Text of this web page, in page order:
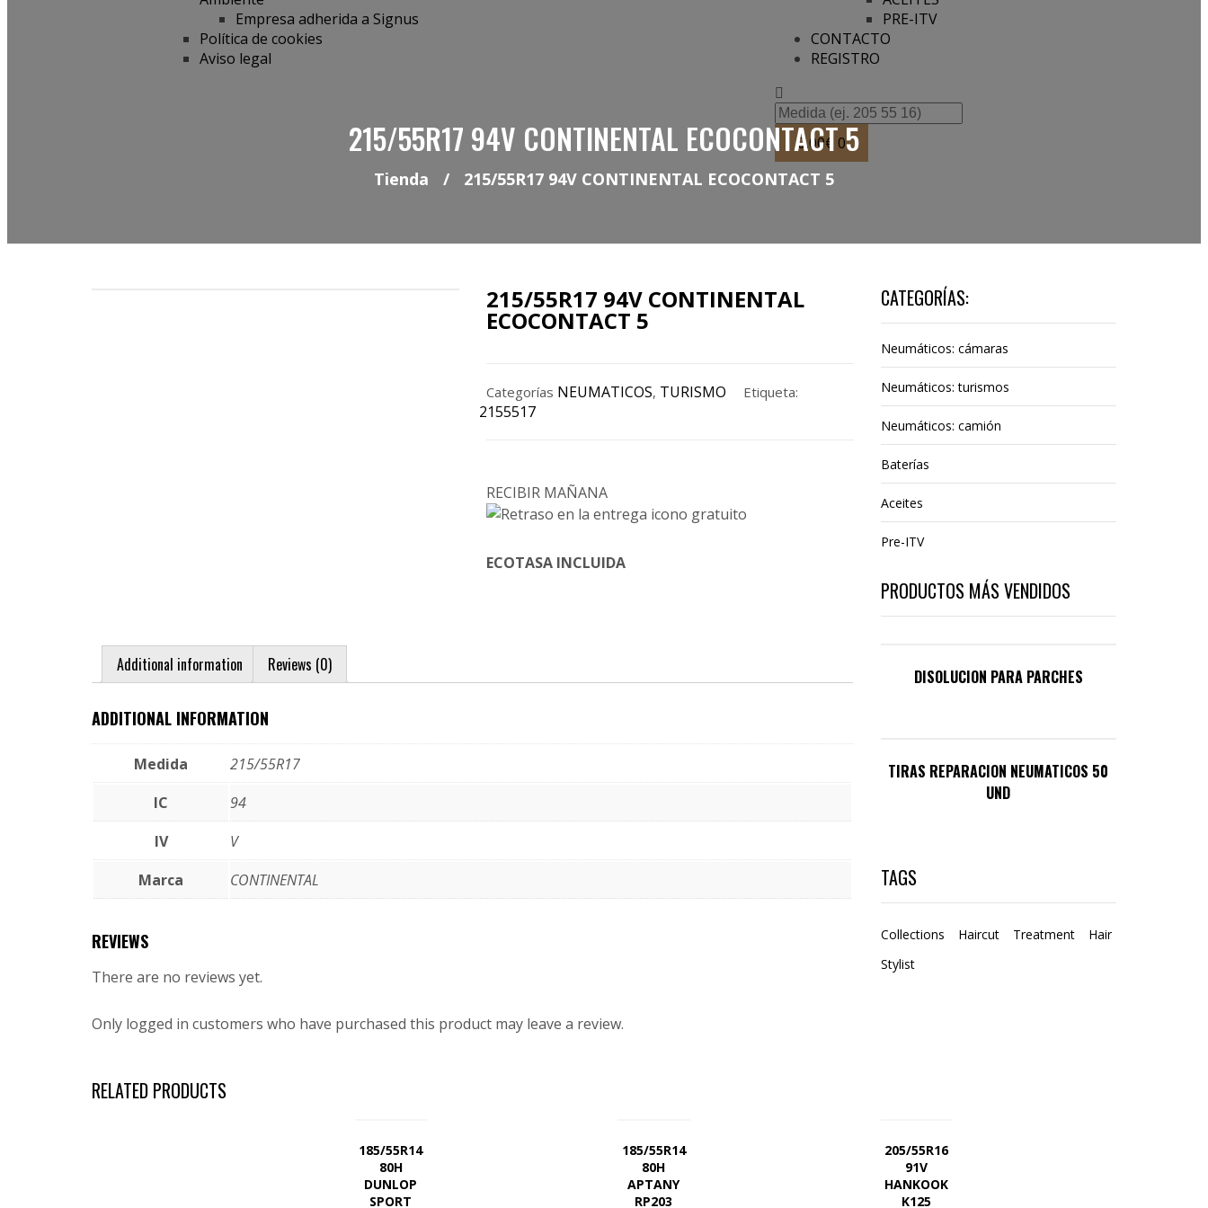
Empresa adherida a Signus
Política de cookies
Aviso legal
PRE-ITV
CONTACTO
REGISTRO
0,00€ 0
215/55R17 94V CONTINENTAL ECOCONTACT 5
Tienda / 215/55R17 94V CONTINENTAL ECOCONTACT 5
215/55R17 94V CONTINENTAL
ECOCONTACT 5
Categorías NEUMATICOS, TURISMO Etiqueta:
2155517
RECIBIR MAÑANA
ECOTASA INCLUIDA
Additional information Reviews (0)
ADDITIONAL INFORMATION
Medida
215/55R17
IC
94
IV
V
Marca
CONTINENTAL
REVIEWS
There are no reviews yet.
Only logged in customers who have purchased this product may leave a review.
CATEGORÍAS:
Neumáticos: cámaras
Neumáticos: turismos
Neumáticos: camión
Baterías
Aceites
Pre-ITV
PRODUCTOS MÁS VENDIDOS
DISOLUCION PARA PARCHES
TIRAS REPARACION NEUMATICOS 50
UND
TAGS
Collections Haircut Treatment
Hair
Stylist
RELATED PRODUCTS
185/55R14
80H
DUNLOP
SPORT
185/55R14
80H
APTANY
RP203
205/55R16
91V
HANKOOK
K125